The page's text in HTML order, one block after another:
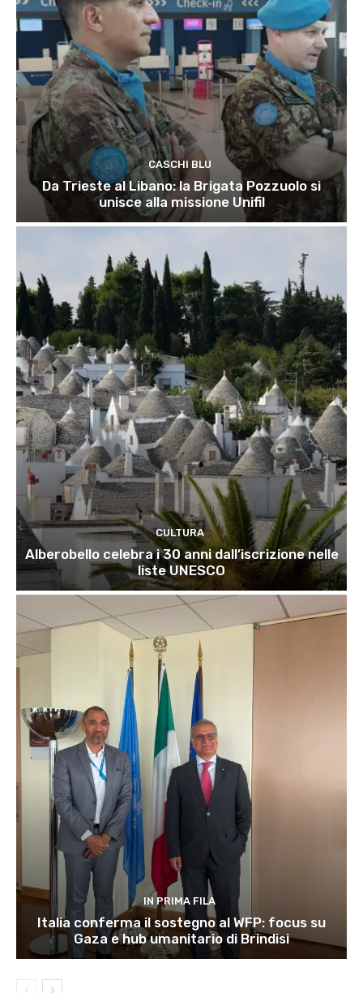
CASCHI BLU
Da Trieste al Libano: la Brigata Pozzuolo si
unisce alla missione Unifil
CULTURA
Alberobello celebra i 30 anni dall’iscrizione nelle
liste UNESCO
IN PRIMA FILA
Italia conferma il sostegno al WFP: focus su
Gaza e hub umanitario di Brindisi